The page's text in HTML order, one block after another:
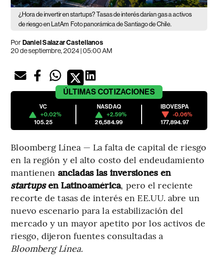
¿Hora de invertir en startups? Tasas de interés darían gas a activos
de riesgo en LatAm Foto panorámica de Santiago de Chile.
PorDaniel Salazar Castellanos
20 de septiembre, 2024 | 05:00 AM
ÚLTIMAS COTIZACIONES
VC
+0.02%
105.25
NASDAQ
+2.59%
26,584.99
IBOVESPA
-0.06%
177,894.97
Bloomberg Línea — La falta de capital de riesgo
en la región y el alto costo del endeudamiento
mantienen ancladas las inversiones en
startupsen Latinoamérica, pero el reciente
recorte de tasas de interés en EE.UU. abre un
nuevo escenario para la estabilización del
mercado y un mayor apetito por los activos de
riesgo, dijeron fuentes consultadas a
Bloomberg Línea.